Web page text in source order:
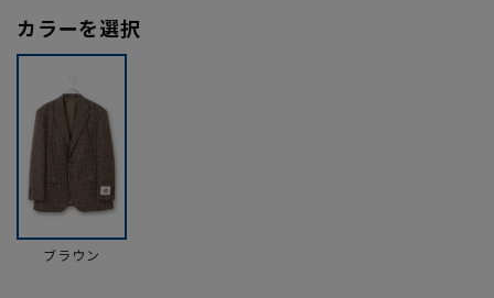
カラーを選択
ブラウン